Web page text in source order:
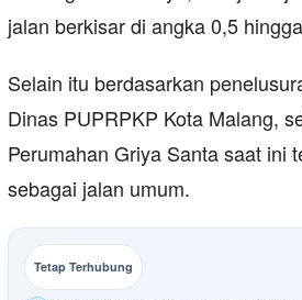
jalan berkisar di angka 0,5
Selain itu berdasarkan
Dinas PUPRPKP Kota Malang,
Perumahan Griya Santa saat ini
sebagai jalan umum.
Tetap Terhubung